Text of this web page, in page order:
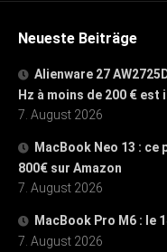
Neueste Beiträge
Alienware 27
Hz à moins de 200 € est
7. August 2026
MacBook Neo 13 : ce
800€ sur Amazon
7. August 2026
MacBook Pro M6 : le
7. August 2026